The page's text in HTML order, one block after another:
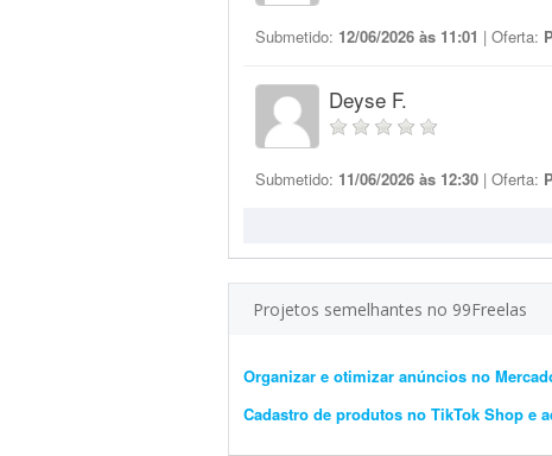
Submetido: 12/06/2026 às 11:01 | Oferta:
Deyse F.
Submetido: 11/06/2026 às 12:30 | Oferta:
Projetos semelhantes no 99Freelas
Organizar e otimizar anúncios no
Cadastro de produtos no TikTok Shop e